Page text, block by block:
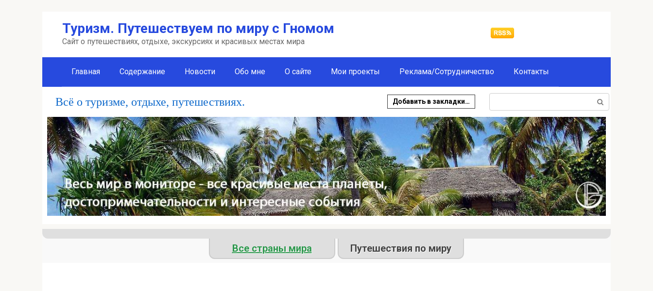
Туризм. Путешествуем по миру с Гномом
Сайт о путешествиях, отдыхе, экскурсиях и красивых местах мира
Главная Содержание Новости Обо мне О сайте Мои проекты Реклама/Сотрудничество Контакты
Всё о туризме, отдыхе, путешествиях. Добавить в закладки…
Все страны мира Путешествия по миру